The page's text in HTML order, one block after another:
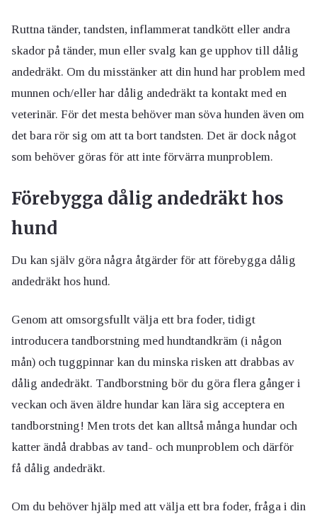
Ruttna tänder, tandsten, inflammerat tandkött eller andra
skador på tänder, mun eller svalg kan ge upphov till dålig
andedräkt. Om du misstänker att din hund har problem med
munnen och/eller har dålig andedräkt ta kontakt med en
veterinär. För det mesta behöver man söva hunden även om
det bara rör sig om att ta bort tandsten. Det är dock något
som behöver göras för att inte förvärra munproblem.
Förebygga dålig andedräkt hos
hund
Du kan själv göra några åtgärder för att förebygga dålig
andedräkt hos hund.
Genom att omsorgsfullt välja ett bra foder, tidigt
introducera tandborstning med hundtandkräm (i någon
mån) och tuggpinnar kan du minska risken att drabbas av
dålig andedräkt. Tandborstning bör du göra flera gånger i
veckan och även äldre hundar kan lära sig acceptera en
tandborstning! Men trots det kan alltså många hundar och
katter ändå drabbas av tand- och munproblem och därför
få dålig andedräkt.
Om du behöver hjälp med att välja ett bra foder, fråga i din